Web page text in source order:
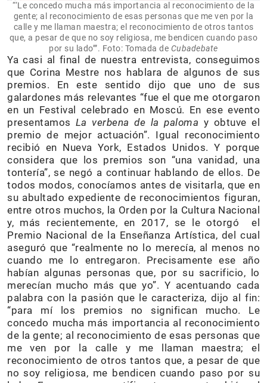
“‘Le concedo mucha más importancia al reconocimiento de la
gente; al reconocimiento de esas personas que me ven por la
calle y me llaman maestra; el reconocimiento de otros tantos
que, a pesar de que no soy religiosa, me bendicen cuando paso
por su lado’”. Foto: Tomada de Cubadebate
Ya casi al final de nuestra entrevista, conseguimos
que Corina Mestre nos hablara de algunos de sus
premios. En este sentido dijo que uno de sus
galardones más relevantes “fue el que me otorgaron
en un Festival celebrado en Moscú. En ese evento
presentamos La verbena de la paloma y obtuve el
premio de mejor actuación”. Igual reconocimiento
recibió en Nueva York, Estados Unidos. Y porque
considera que los premios son “una vanidad, una
tontería”, se negó a continuar hablando de ellos. De
todos modos, conocíamos antes de visitarla, que en
su abultado expediente de reconocimientos figuran,
entre otros muchos, la Orden por la Cultura Nacional
y, más recientemente, en 2017, se le otorgó el
Premio Nacional de la Enseñanza Artística, del cual
aseguró que “realmente no lo merecía, al menos no
cuando me lo entregaron. Precisamente ese año
habían algunas personas que, por su sacrificio, lo
merecían mucho más que yo”. Y acentuando cada
palabra con la pasión que le caracteriza, dijo al fin:
“para mí los premios no significan mucho. Le
concedo mucha más importancia al reconocimiento
de la gente; al reconocimiento de esas personas que
me ven por la calle y me llaman maestra; el
reconocimiento de otros tantos que, a pesar de que
no soy religiosa, me bendicen cuando paso por su